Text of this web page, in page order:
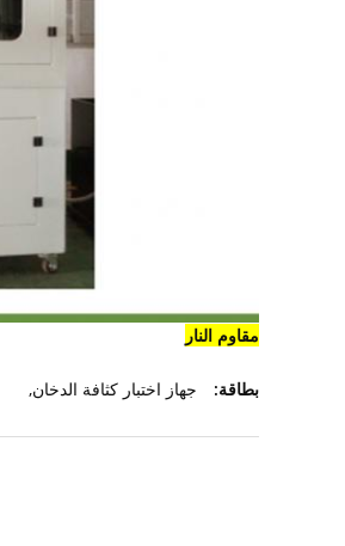
مقاوم النار
بطاقة: جهاز اختبار كثافة الدخان,